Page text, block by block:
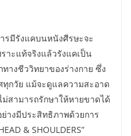
รมีรังแคบนหนังศีรษะจะ
าะแท้จริงแล้วรังแคเป็น
างชีววิทยาของร่างกาย ซึ่ง
กวัย แม้จะดูแลความสะอาด
สามารถรักษาให้หายขาดได้
างมีประสิทธิภาพด้วยการ
& SHOULDERS”